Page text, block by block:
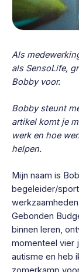
Als
als SensoLife,
Bobby voor.
Bobby steunt
artikel komt je
werk en hoe
helpen.
Mijn naam is
begeleider/
Gebonden
binnen leren,
momenteel vier
autisme en heb